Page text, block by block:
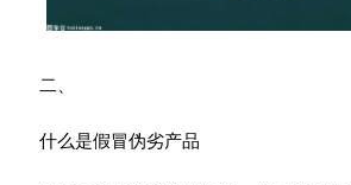
二、
什么是假冒伪劣产品